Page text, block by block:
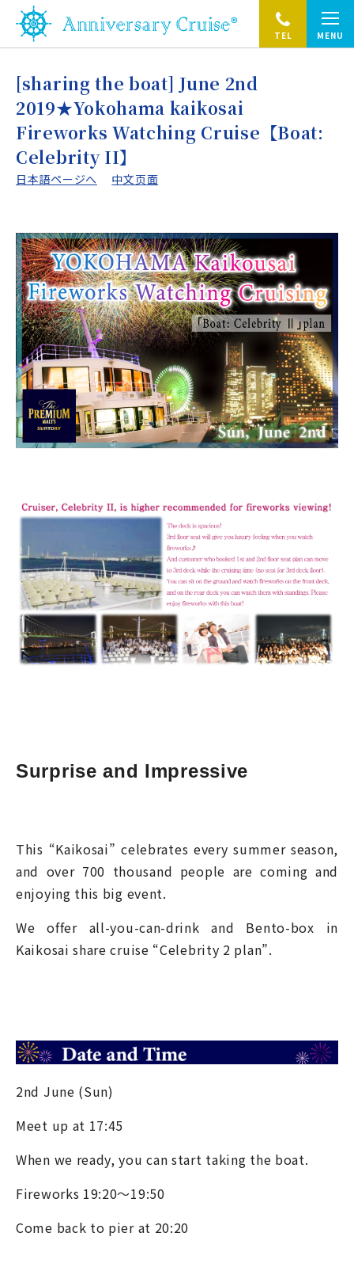
TEL MENU
[sharing the boat] June 2nd
2019★Yokohama kaikosai
Fireworks Watching Cruise【Boat:
Celebrity II】
日本語ページへ 中文页面
Surprise and Impressive
This “Kaikosai” celebrates every summer season,
and over 700 thousand people are coming and
enjoying this big event.
We offer all-you-can-drink and Bento-box in
Kaikosai share cruise “Celebrity 2 plan”.
2nd June (Sun)
Meet up at 17:45
When we ready, you can start taking the boat.
Fireworks 19:20～19:50
Come back to pier at 20:20